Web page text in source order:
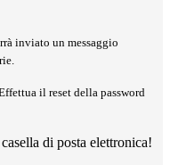
inviato un messaggio
il reset della password
di posta elettronica!